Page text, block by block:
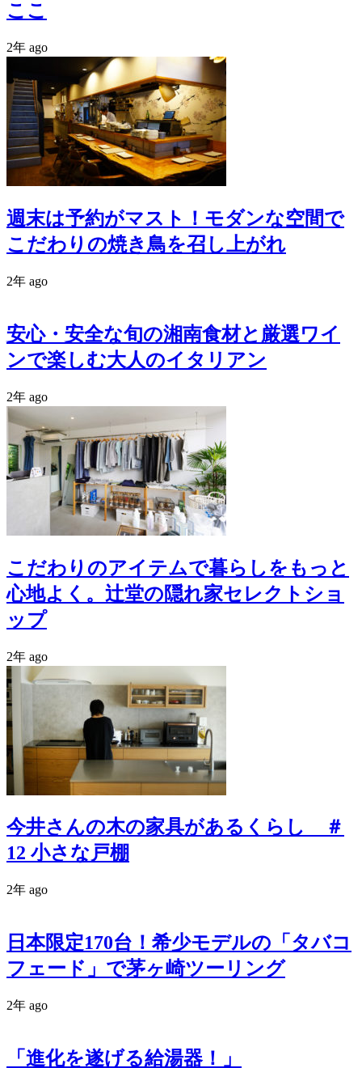
ここ
2年 ago
週末は予約がマスト！モダンな空間で
こだわりの焼き鳥を召し上がれ
2年 ago
安心・安全な旬の湘南食材と厳選ワイ
ンで楽しむ大人のイタリアン
2年 ago
こだわりのアイテムで暮らしをもっと
心地よく。辻堂の隠れ家セレクトショ
ップ
2年 ago
今井さんの木の家具があるくらし ＃
12 小さな戸棚
2年 ago
日本限定170台！希少モデルの「タバコ
フェード」で茅ヶ崎ツーリング
2年 ago
「進化を遂げる給湯器！」